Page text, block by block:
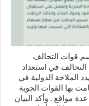
قوات التحالف
في استعداد
الملاحة الدولية في
بها القوات الجوية
مواقع . وأكد البيان